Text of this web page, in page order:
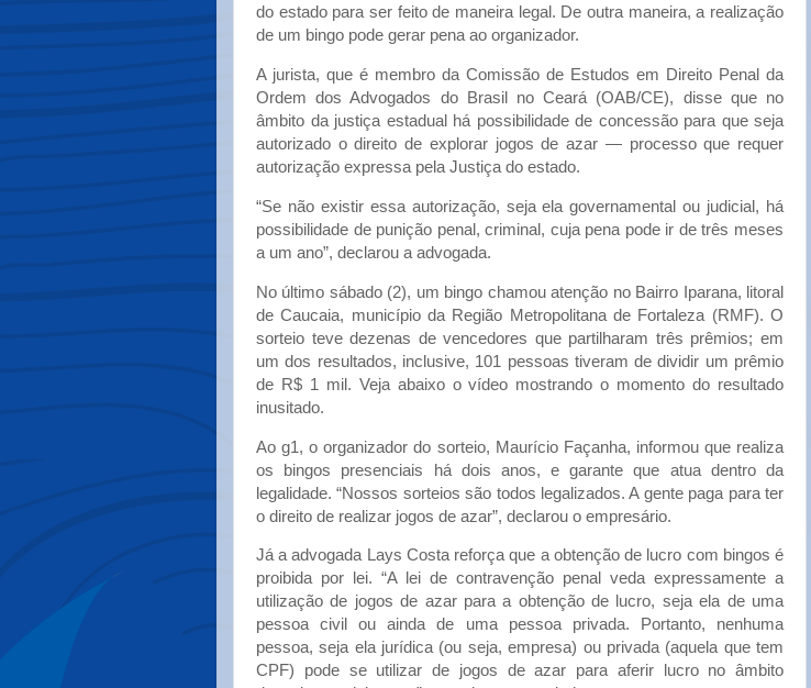
do estado para ser feito de maneira legal. De outra maneira, a realização
de um bingo pode gerar pena ao organizador.
A jurista, que é membro da Comissão de Estudos em Direito Penal da
Ordem dos Advogados do Brasil no Ceará (OAB/CE), disse que no
âmbito da justiça estadual há possibilidade de concessão para que seja
autorizado o direito de explorar jogos de azar — processo que requer
autorização expressa pela Justiça do estado.
“Se não existir essa autorização, seja ela governamental ou judicial, há
possibilidade de punição penal, criminal, cuja pena pode ir de três meses
a um ano”, declarou a advogada.
No último sábado (2), um bingo chamou atenção no Bairro Iparana, litoral
de Caucaia, município da Região Metropolitana de Fortaleza (RMF). O
sorteio teve dezenas de vencedores que partilharam três prêmios; em
um dos resultados, inclusive, 101 pessoas tiveram de dividir um prêmio
de R$ 1 mil. Veja abaixo o vídeo mostrando o momento do resultado
inusitado.
Ao g1, o organizador do sorteio, Maurício Façanha, informou que realiza
os bingos presenciais há dois anos, e garante que atua dentro da
legalidade. “Nossos sorteios são todos legalizados. A gente paga para ter
o direito de realizar jogos de azar”, declarou o empresário.
Já a advogada Lays Costa reforça que a obtenção de lucro com bingos é
proibida por lei. “A lei de contravenção penal veda expressamente a
utilização de jogos de azar para a obtenção de lucro, seja ela de uma
pessoa civil ou ainda de uma pessoa privada. Portanto, nenhuma
pessoa, seja ela jurídica (ou seja, empresa) ou privada (aquela que tem
CPF) pode se utilizar de jogos de azar para aferir lucro no âmbito